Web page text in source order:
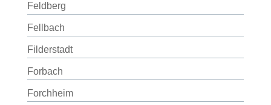
Feldberg
Fellbach
Filderstadt
Forbach
Forchheim